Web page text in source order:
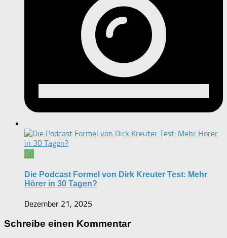
0
Die Podcast Formel von Dirk Kreuter Test: Mehr
Hörer in 30 Tagen?
Dezember 21, 2025
Schreibe einen Kommentar